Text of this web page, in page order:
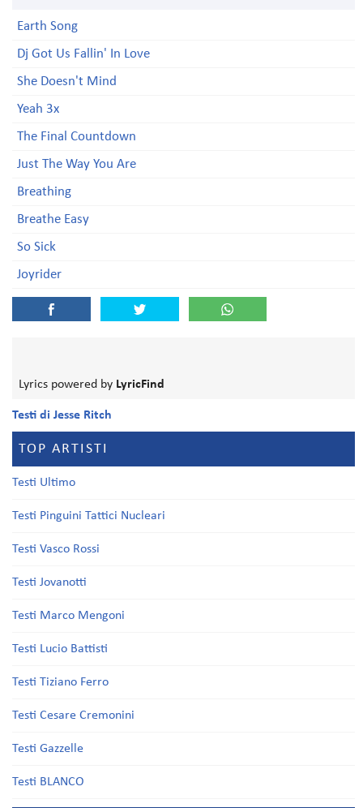
Earth Song
Dj Got Us Fallin' In Love
She Doesn't Mind
Yeah 3x
The Final Countdown
Just The Way You Are
Breathing
Breathe Easy
So Sick
Joyrider
Lyrics powered by LyricFind
Testi di Jesse Ritch
TOP ARTISTI
Testi Ultimo
Testi Pinguini Tattici Nucleari
Testi Vasco Rossi
Testi Jovanotti
Testi Marco Mengoni
Testi Lucio Battisti
Testi Tiziano Ferro
Testi Cesare Cremonini
Testi Gazzelle
Testi BLANCO